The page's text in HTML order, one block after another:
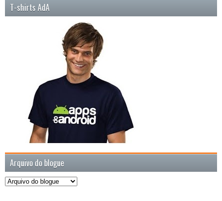
T-shirts AdA
Arquivo do blogue